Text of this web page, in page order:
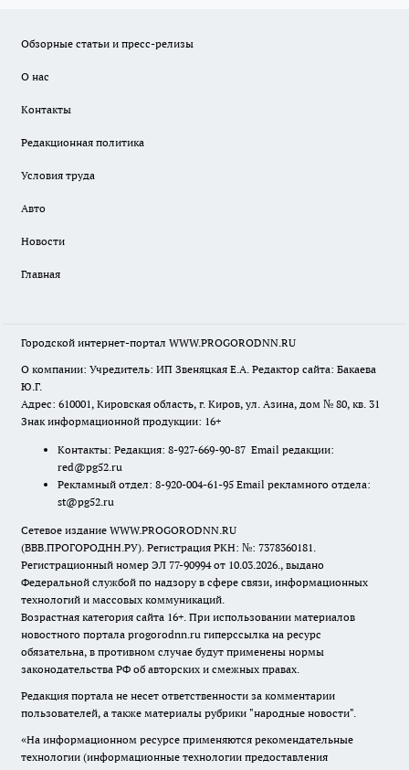
Обзорные статьи и пресс-релизы
О нас
Контакты
Редакционная политика
Условия труда
Авто
Новости
Главная
Городской интернет-портал WWW.PROGORODNN.RU
О компании: Учредитель: ИП Звеняцкая Е.А. Редактор сайта: Бакаева
Ю.Г.
Адрес: 610001, Кировская область, г. Киров, ул. Азина, дом № 80, кв. 31
Знак информационной продукции: 16+
Контакты: Редакция: 8-927-669-90-87 Email редакции:
red@pg52.ru
Рекламный отдел: 8-920-004-61-95 Email рекламного отдела:
st@pg52.ru
Сетевое издание WWW.PROGORODNN.RU
(ВВВ.ПРОГОРОДНН.РУ). Регистрация РКН: №: 7378360181.
Регистрационный номер ЭЛ 77-90994 от 10.03.2026., выдано
Федеральной службой по надзору в сфере связи, информационных
технологий и массовых коммуникаций.
Возрастная категория сайта 16+. При использовании материалов
новостного портала progorodnn.ru гиперссылка на ресурс
обязательна, в противном случае будут применены нормы
законодательства РФ об авторских и смежных правах.
Редакция портала не несет ответственности за комментарии
пользователей, а также материалы рубрики "народные новости".
«На информационном ресурсе применяются рекомендательные
технологии (информационные технологии предоставления